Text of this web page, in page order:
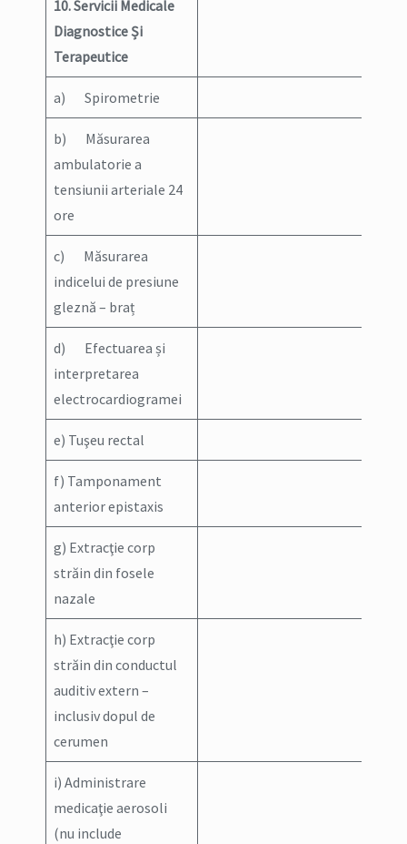
10. Servicii Medicale
Diagnostice Și
Terapeutice
a) Spirometrie
b) Măsurarea
ambulatorie a
tensiunii arteriale 24
ore
c) Măsurarea
indicelui de presiune
gleznă – braț
d) Efectuarea și
interpretarea
electrocardiogramei
e) Tuşeu rectal
f) Tamponament
anterior epistaxis
g) Extracţie corp
străin din fosele
nazale
h) Extracţie corp
străin din conductul
auditiv extern –
inclusiv dopul de
cerumen
i) Administrare
medicaţie aerosoli
(nu include